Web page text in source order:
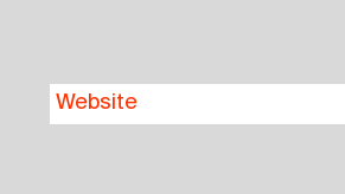
Web­site